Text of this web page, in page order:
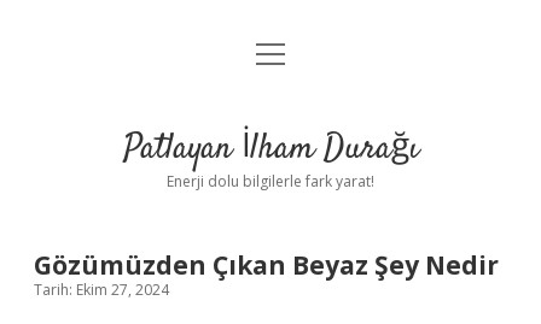
Anasayfa
Yasal Uyarı
menüyü
Patlayan İlham Durağı
Enerji dolu bilgilerle fark yarat!
Gözümüzden Çıkan Beyaz Şey Nedir
Tarih: Ekim 27, 2024